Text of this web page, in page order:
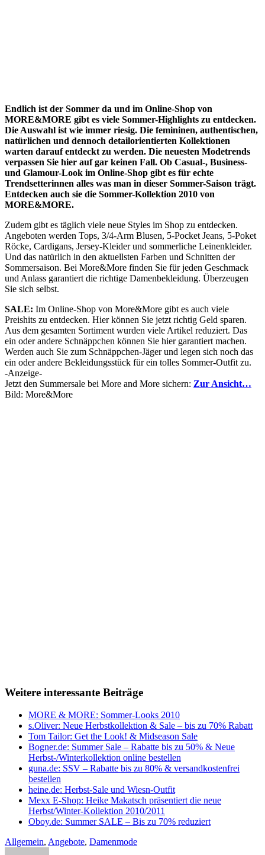
Endlich ist der Sommer da und im Online-Shop von
MORE&MORE gibt es viele Sommer-Highlights zu entdecken.
Die Auswahl ist wie immer riesig. Die femininen, authentischen,
natürlichen und dennoch detailorientierten Kollektionen
warten darauf entdeckt zu werden. Die neuesten Modetrends
verpassen Sie hier auf gar keinen Fall. Ob Casual-, Business-
und Glamour-Look im Online-Shop gibt es für echte
Trendsetterinnen alles was man in dieser Sommer-Saison trägt.
Entdecken auch sie die Sommer-Kollektion 2010 von
MORE&MORE.
Zudem gibt es täglich viele neue Styles im Shop zu entdecken.
Angeboten werden Tops, 3/4-Arm Blusen, 5-Pocket Jeans, 5-Poket
Röcke, Cardigans, Jersey-Kleider und sommerliche Leinenkleider.
Und das natürlich in den aktuellsten Farben und Schnitten der
Sommersaison. Bei More&More finden Sie für jeden Geschmack
und Anlass garantiert die richtige Damenbekleidung. Überzeugen
Sie sich selbst.
SALE: Im Online-Shop von More&More gibt es auch viele
Preishits zu entdecken. Hier können Sie jetzt richtig Geld sparen.
Aus dem gesamten Sortiment wurden viele Artikel reduziert. Das
ein oder andere Schnäppchen können Sie hier garantiert machen.
Werden auch Sie zum Schnäppchen-Jäger und legen sich noch das
ein oder andere Bekleidungsstück für ein tolles Sommer-Outfit zu.
-Anzeige-
Jetzt den Summersale bei More and More sichern: Zur Ansicht…
Bild: More&More
Weitere interessante Beiträge
MORE & MORE: Sommer-Looks 2010
s.Oliver: Neue Herbstkollektion & Sale – bis zu 70% Rabatt
Tom Tailor: Get the Look! & Midseason Sale
Bogner.de: Summer Sale – Rabatte bis zu 50% & Neue
Herbst-/Winterkollektion online bestellen
guna.de: SSV – Rabatte bis zu 80% & versandkostenfrei
bestellen
heine.de: Herbst-Sale und Wiesn-Outfit
Mexx E-Shop: Heike Makatsch präsentiert die neue
Herbst/Winter-Kollektion 2010/2011
Oboy.de: Summer SALE – Bis zu 70% reduziert
Allgemein, Angebote, Damenmode